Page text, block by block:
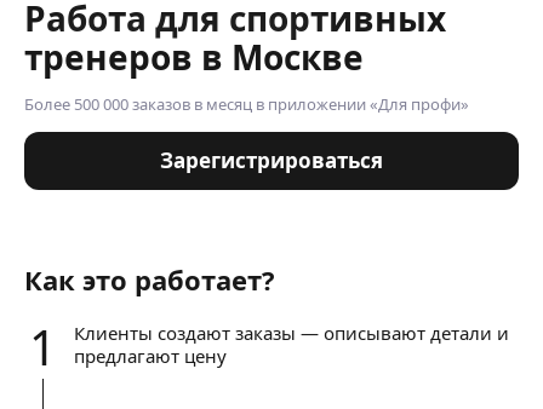
Работа для спортивных
тренеров в Москве
Более 500 000 заказов в месяц в приложении «Для профи»
Зарегистрироваться
Как это работает?
1
Клиенты создают заказы — описывают детали и
предлагают цену